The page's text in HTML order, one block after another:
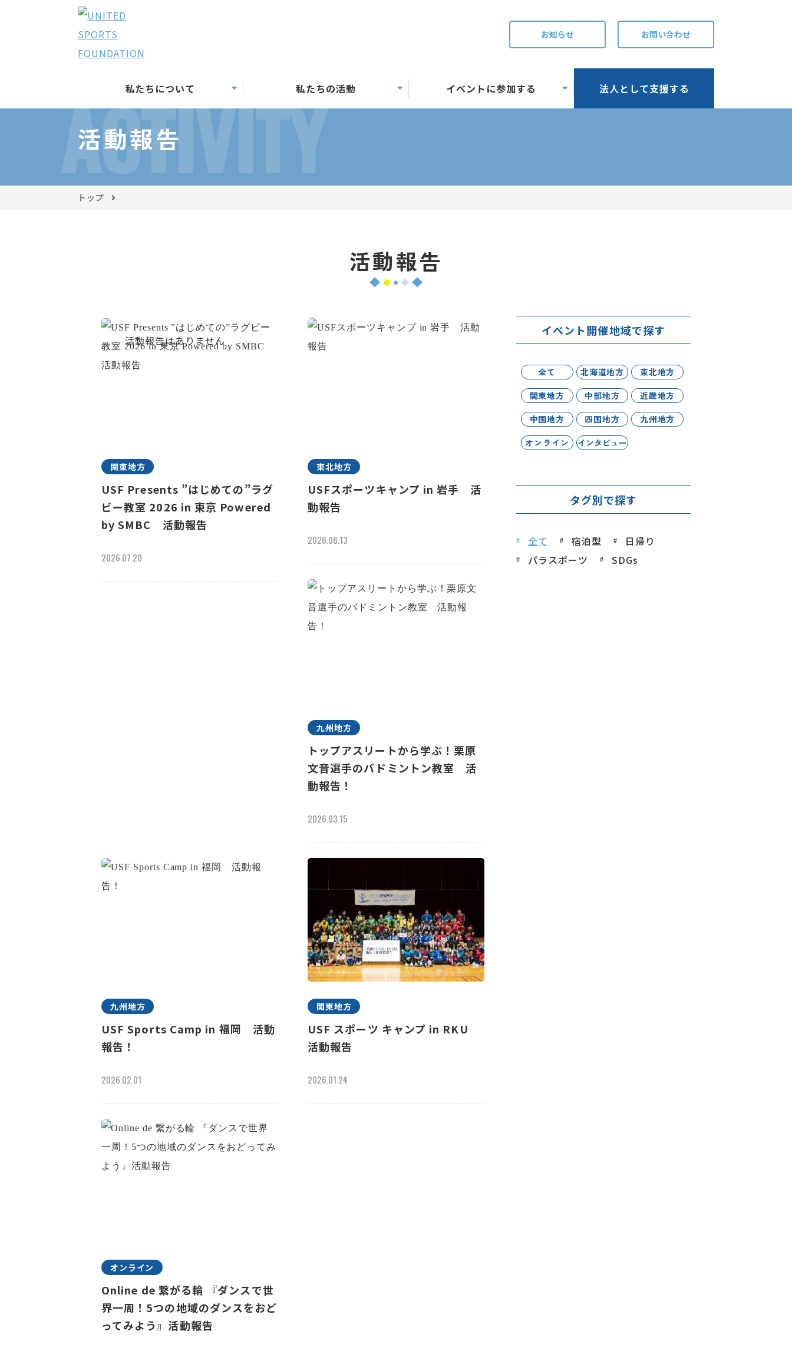
お知らせ お問い合わせ
私たちについて 私たちの活動 イベントに参加する 法人として支援する
ACTIVITY
活動報告
トップ
活動報告
関東地方
USF Presents ”はじめての”ラグ
ビー教室 2026 in 東京 Powered
by SMBC 活動報告
2026.07.20
東北地方
USFスポーツキャンプ in 岩手 活
動報告
2026.06.13
九州地方
トップアスリートから学ぶ！栗原
文音選手のバドミントン教室 活
動報告！
2026.03.15
九州地方
USF Sports Camp in 福岡 活動
報告！
2026.02.01
関東地方
USF スポーツ キャンプ in RKU
活動報告
2026.01.24
オンライン
Online de 繋がる輪 『ダンスで世
界一周！5つの地域のダンスをおど
ってみよう』活動報告
イベント開催地域で探す
全て 北海道地方
東北地方
関東地方
中部地方
近畿地方
中国地方
四国地方
九州地方
オンライン
インタビュー
タグ別で探す
全て 宿泊型
日帰り
パラスポーツ
SDGs